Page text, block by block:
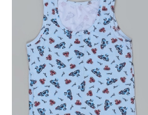
Дешевле
Дороже